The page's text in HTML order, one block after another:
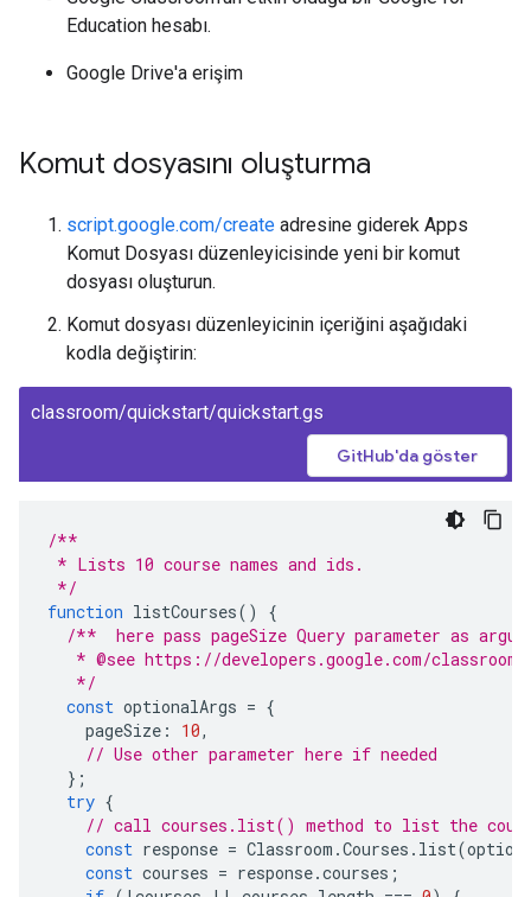
Education hesabı.
Google Drive'a erişim
Komut dosyasını oluşturma
script.google.com/create adresine giderek Apps
Komut Dosyası düzenleyicisinde yeni bir komut
dosyası oluşturun.
Komut dosyası düzenleyicinin içeriğini aşağıdaki
kodla değiştirin:
classroom/quickstart/quickstart.gs
GitHub'da göster
/**
* Lists 10 course names and ids.
*/
function listCourses()
{
/**  here pass pageSize Query parameter as
* @see https://developers.google.com/
   */
const optionalArgs = {
pageSize : 10,
// Use other parameter here if needed
};
try {
// call courses.list() method to list the
const response = Classroom .Courses . list(
const courses = response.courses ;